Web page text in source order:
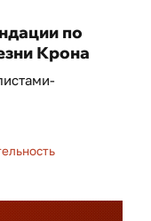
по
Крона